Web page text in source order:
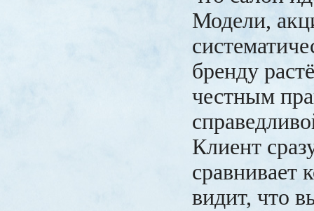
Модели,
бренду
честным
Клиент
сравнивает
видит, что